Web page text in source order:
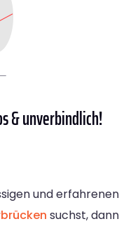
& unverbindlich!
und erfahrenen
suchst, dann